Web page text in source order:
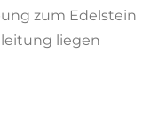
zum Edelstein
liegen